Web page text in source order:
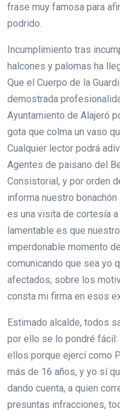
frase muy famosa para
podrido.
Incumplimiento tras
halcones y palomas ha
Que el Cuerpo de la
demostrada
Ayuntamiento de Alajeró
gota que colma un vaso
Cualquier lector podrá
Agentes de paisano del
Consistorial, y por orden
informa nuestro
es una visita de cortesía
lamentable es que
imperdonable momento
comunicando que sea yo
afectados, sobre los
consta mi firma en esos
Estimado alcalde, todos
por ello se lo pondré fácil:
ellos porque ejercí como
más de 16 años, y yo sí
dando cuenta, a quien
presuntas infracciones,